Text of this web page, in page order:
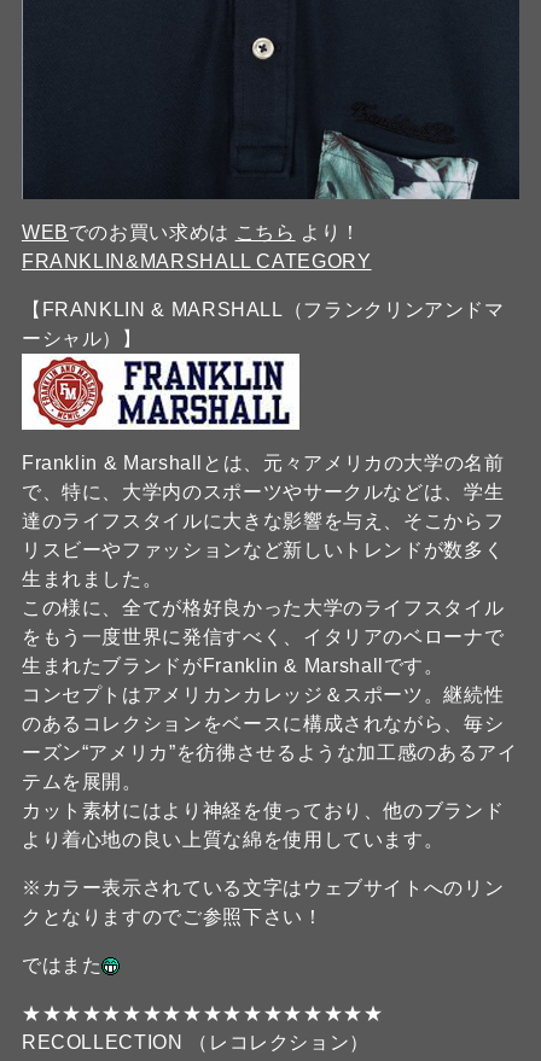
WEBでのお買い求めは こちら より！
FRANKLIN&MARSHALL CATEGORY
【FRANKLIN & MARSHALL（フランクリンアンドマ
ーシャル）】
Franklin & Marshallとは、元々アメリカの大学の名前
で、特に、大学内のスポーツやサークルなどは、学生
達のライフスタイルに大きな影響を与え、そこからフ
リスビーやファッションなど新しいトレンドが数多く
生まれました。
この様に、全てが格好良かった大学のライフスタイル
をもう一度世界に発信すべく、イタリアのベローナで
生まれたブランドがFranklin & Marshallです。
コンセプトはアメリカンカレッジ＆スポーツ。継続性
のあるコレクションをベースに構成されながら、毎シ
ーズン“アメリカ”を彷彿させるような加工感のあるアイ
テムを展開。
カット素材にはより神経を使っており、他のブランド
より着心地の良い上質な綿を使用しています。
※カラー表示されている文字はウェブサイトへのリン
クとなりますのでご参照下さい！
ではまた
★★★★★★★★★★★★★★★★★★
RECOLLECTION （レコレクション）